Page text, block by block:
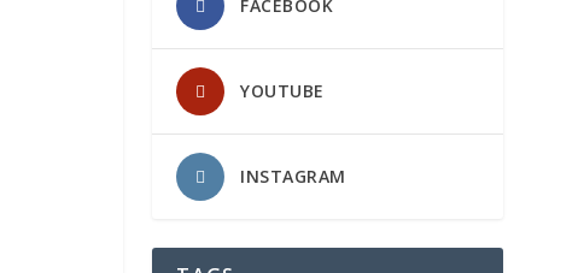
FACEBOOK
YOUTUBE
INSTAGRAM